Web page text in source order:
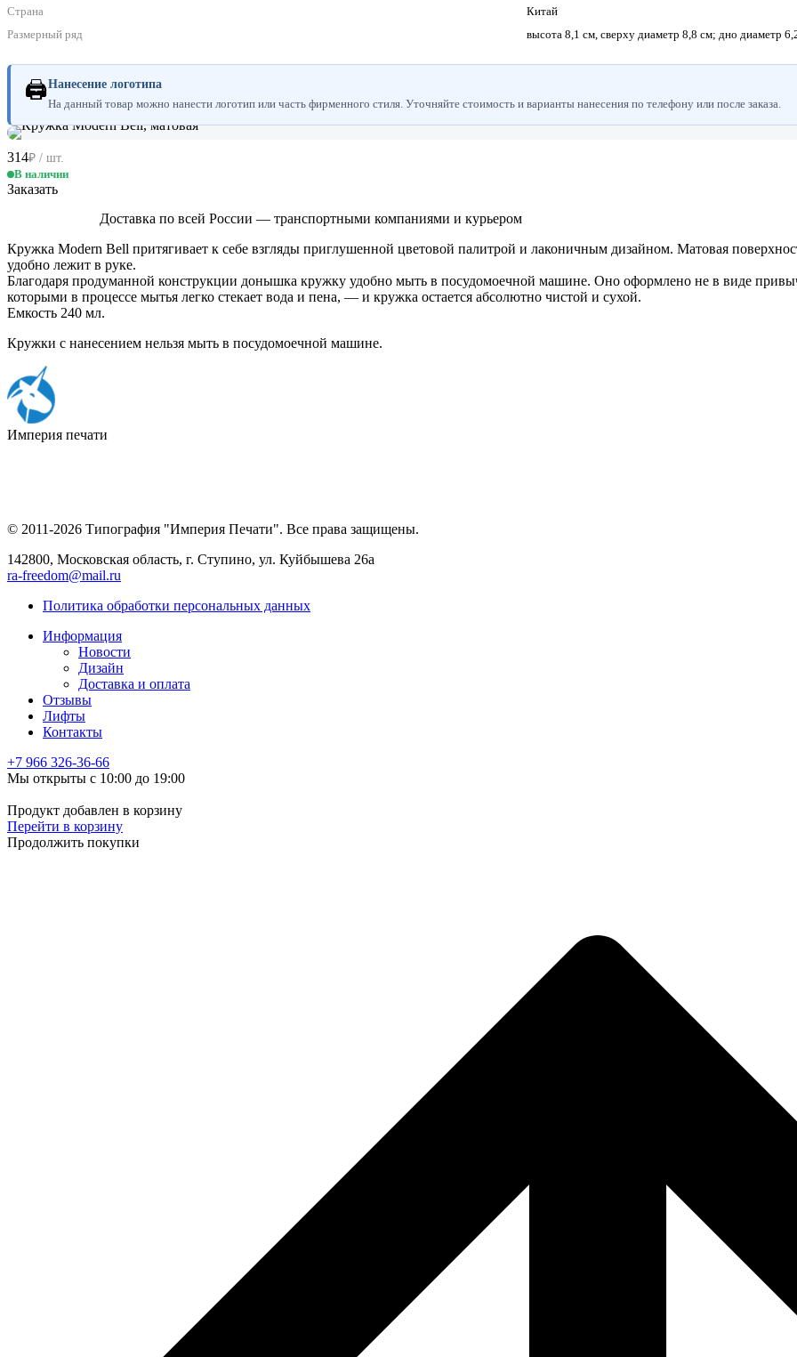
Страна
Китай
Размерный ряд
высота 8,1 см, сверху диаметр 8,8 см; дно диаметр
🖨Нанесение логотипа
На данный товар можно нанести логотип или часть фирменного стиля. Уточняйте стоимость и варианты нанесения по телефону или после заказа.
314₽ / шт.
В наличии
Заказать
Доставка по всей России — транспортными компаниями и курьером
Кружка Modern Bell притягивает к себе взгляды приглушенной цветовой палитрой и лаконичным дизайном. Матовая
удобно лежит в руке.
Благодаря продуманной конструкции донышка кружку удобно мыть в посудомоечной машине. Оно оформлено не в виде
которыми в процессе мытья легко стекает вода и пена, — и кружка остается абсолютно чистой и сухой.
Емкость 240 мл.
Кружки с нанесением нельзя мыть в посудомоечной машине.
Империя печати
© 2011-2026 Типография "Империя Печати". Все права защищены.
142800, Московская область, г. Ступино, ул. Куйбышева 26а
ra-freedom@mail.ru
Политика обработки персональных данных
Информация
Новости
Дизайн
Доставка и оплата
Отзывы
Лифты
Контакты
+7 966 326-36-66
Мы открыты с 10:00 до 19:00
Продукт добавлен в корзину
Перейти в корзину
Продолжить покупки